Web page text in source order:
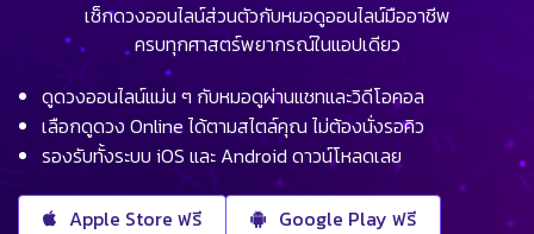
เช็กดวงออนไลน์ส่วนตัวกับหมอดูออนไลน์มืออาชีพ
ครบทุกศาสตร์พยากรณ์ในแอปเดียว
ดูดวงออนไลน์แม่น ๆ กับหมอดูผ่านแชทและวิดีโอคอล
เลือกดูดวง Online ได้ตามสไตล์คุณ ไม่ต้องนั่งรอคิว
รองรับทั้งระบบ iOS และ Android ดาวน์โหลดเลย
Apple Store ฟรี Google Play ฟรี